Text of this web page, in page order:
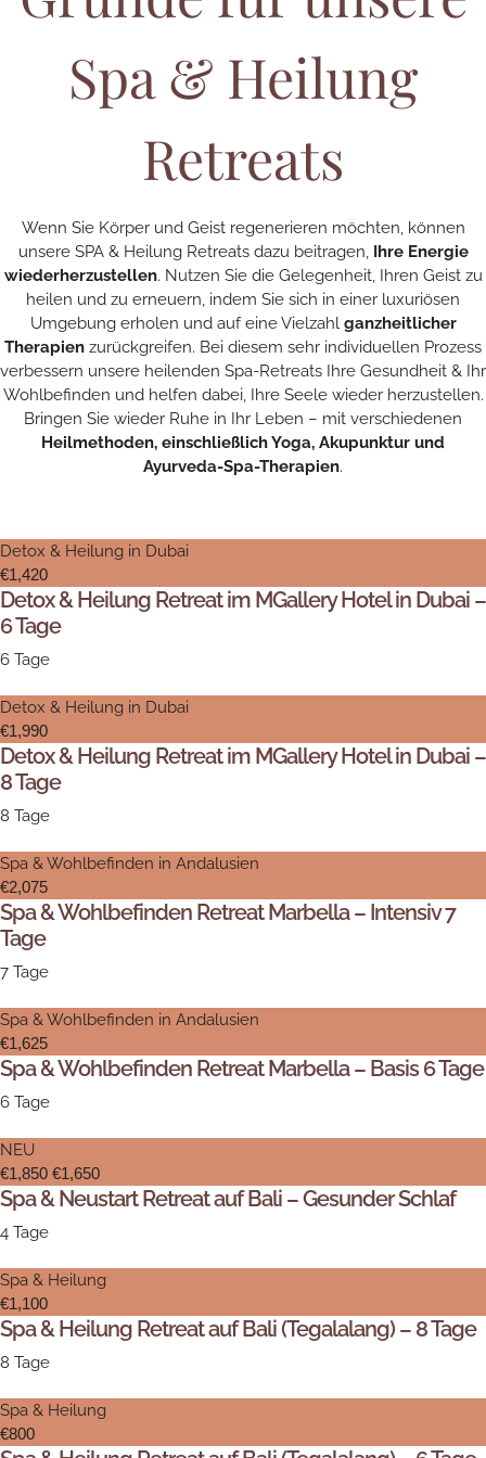
Spa & Heilung
Retreats
Wenn Sie Körper und Geist regenerieren möchten, können
unsere SPA & Heilung Retreats dazu beitragen, Ihre Energie
wiederherzustellen. Nutzen Sie die Gelegenheit, Ihren Geist zu
heilen und zu erneuern, indem Sie sich in einer luxuriösen
Umgebung erholen und auf eine Vielzahl ganzheitlicher
Therapien zurückgreifen. Bei diesem sehr individuellen Prozess
verbessern unsere heilenden Spa-Retreats Ihre Gesundheit & Ihr
Wohlbefinden und helfen dabei, Ihre Seele wieder herzustellen.
Bringen Sie wieder Ruhe in Ihr Leben – mit verschiedenen
Heilmethoden, einschließlich Yoga, Akupunktur und
Ayurveda-Spa-Therapien.
Detox & Heilung in Dubai
€1,420
Detox & Heilung Retreat im MGallery Hotel in Dubai –
6 Tage
6 Tage
Detox & Heilung in Dubai
€1,990
Detox & Heilung Retreat im MGallery Hotel in Dubai –
8 Tage
8 Tage
Spa & Wohlbefinden in Andalusien
€2,075
Spa & Wohlbefinden Retreat Marbella – Intensiv 7
Tage
7 Tage
Spa & Wohlbefinden in Andalusien
€1,625
Spa & Wohlbefinden Retreat Marbella – Basis 6 Tage
6 Tage
NEU
€1,850 €1,650
Spa & Neustart Retreat auf Bali – Gesunder Schlaf
4 Tage
Spa & Heilung
€1,100
Spa & Heilung Retreat auf Bali (Tegalalang) – 8 Tage
8 Tage
Spa & Heilung
€800